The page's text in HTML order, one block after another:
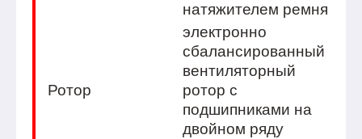
натяжителем ремня
Ротор
электронно
сбалансированный
вентиляторный
ротор с
подшипниками на
двойном ряду